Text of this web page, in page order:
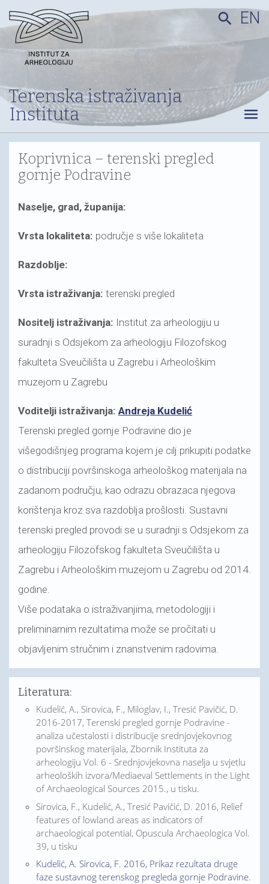
Terenska istraživanja
Instituta
search EN
menu
Koprivnica – terenski pregled
gornje Podravine
Naselje, grad, županija:
Vrsta lokaliteta: područje s više lokaliteta
Razdoblje:
Vrsta istraživanja: terenski pregled
Nositelj istraživanja: Institut za arheologiju u
suradnji s Odsjekom za arheologiju Filozofskog
fakulteta Sveučilišta u Zagrebu i Arheološkim
muzejom u Zagrebu
Voditelji istraživanja: Andreja Kudelić
Terenski pregled gornje Podravine dio je
višegodišnjeg programa kojem je cilj prikupiti podatke
o distribuciji površinskoga arheološkog materijala na
zadanom području, kao odrazu obrazaca njegova
korištenja kroz sva razdoblja prošlosti. Sustavni
terenski pregled provodi se u suradnji s Odsjekom za
arheologiju Filozofskog fakulteta Sveučilišta u
Zagrebu i Arheološkim muzejom u Zagrebu od 2014.
godine.
Više podataka o istraživanjima, metodologiji i
preliminarnim rezultatima može se pročitati u
objavljenim stručnim i znanstvenim radovima.
Literatura:
Kudelić, A., Sirovica, F., Miloglav, I., Tresić Pavičić, D.
2016-2017, Terenski pregled gornje Podravine -
analiza učestalosti i distribucije srednjovjekovnog
površinskog materijala, Zbornik Instituta za
arheologiju Vol. 6 - Srednjovjekovna naselja u svjetlu
arheoloških izvora/Mediaeval Settlements in the Light
of Archaeological Sources 2015., u tisku.
Sirovica, F., Kudelić, A., Tresić Pavičić, D. 2016, Relief
features of lowland areas as indicators of
archaeological potential, Opuscula Archaeologica Vol.
39, u tisku
Kudelić, A. Sirovica, F. 2016, Prikaz rezultata druge
faze sustavnog terenskog pregleda gornje Podravine.